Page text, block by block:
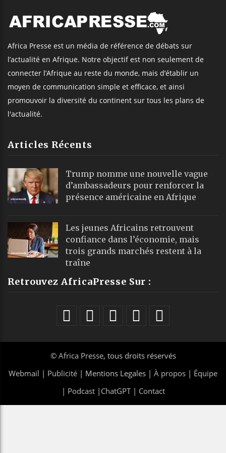
Africa Presse est un média de référence de débats sur
l’actualité en Afrique. Notre objectif est non seulement de
connecter l’Afrique au reste du monde, mais d’établir un
moyen de communication simple et efficace, et ainsi
promouvoir la diversité du continent sur tous les plans de
l'actualité.
Articles Récents
Trump nomme une nouvelle vague
d’ambassadeurs pour renforcer la
présence américaine en Afrique
Les jeunes Africains retrouvent
confiance dans l’économie, mais
trois grands marchés restent à la
traîne
Retrouvez AfricaPresse Sur :
© Africa Presse, tous droits réservés
Webmail | Publicité | Mentions Legales | À propos | Équipe
| Podcast| ChatGPT| Contact